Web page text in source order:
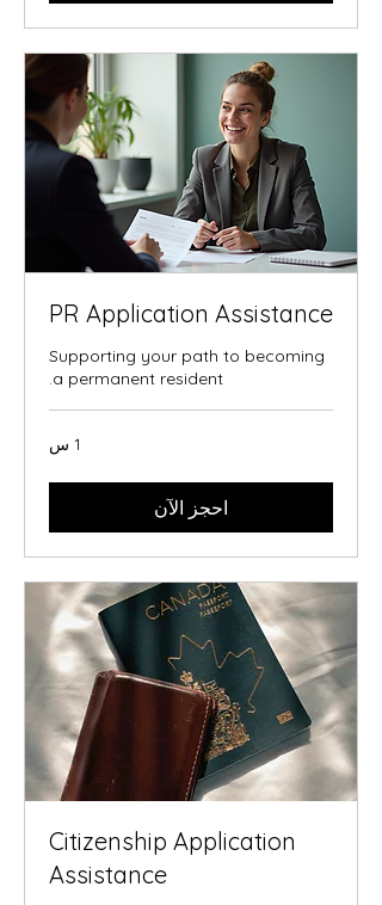
PR Application Assistance
Supporting your path to becoming
a permanent resident.
1 س
احجز الآن
Citizenship Application
Assistance